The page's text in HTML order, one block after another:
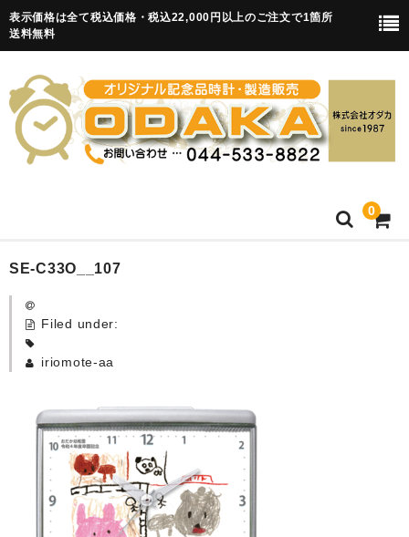
表示価格は全て税込価格・税込22,000円以上のご注文で1箇所
送料無料
0
HOME
卒園記念品
カード付フォトフレームクロック(集合)
目覚まし時計(集合＋個別)
メロディ時計(集合)
SE-C33O__107
Filed under:
iriomote-aa